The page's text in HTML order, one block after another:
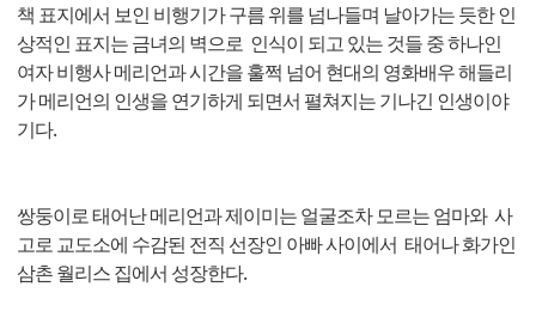
책 표지에서 보인 비행기가 구름 위를 넘나들며 날아가는 듯한 인
상적인 표지는 금녀의 벽으로 인식이 되고 있는 것들 중 하나인
여자 비행사 메리언과 시간을 훌쩍 넘어 현대의 영화배우 해들리
가 메리언의 인생을 연기하게 되면서 펼쳐지는 기나긴 인생이야
기다.
쌍둥이로 태어난 메리언과 제이미는 얼굴조차 모르는 엄마와 사
고로 교도소에 수감된 전직 선장인 아빠 사이에서 태어나 화가인
삼촌 월리스 집에서 성장한다.